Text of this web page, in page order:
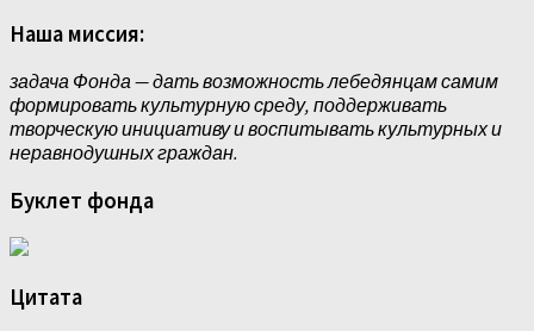
Наша миссия:
задача Фонда — дать возможность лебедянцам самим
формировать культурную среду, поддерживать
творческую инициативу и воспитывать культурных и
неравнодушных граждан.
Буклет фонда
Цитата